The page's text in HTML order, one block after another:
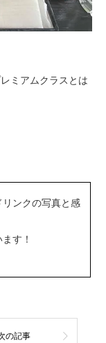
ミアムクラスとは
ンクの写真と感
す！
の記事